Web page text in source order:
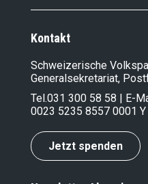
Kontakt
Schweizerische
Generalsekretariat,
Tel.031 300 58 58 | E-
0023 5235 8557 0001 Y
Jetzt spenden